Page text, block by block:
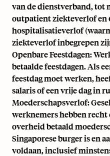
van de dienstverband, tot
outpatient ziekteverlof en
hospitalisatieverlof
ziekteverlof inbegrepen
Openbare Feestdagen:
betaalde feestdagen. Als
feestdag moet werken,
salaris of een vrije dag in
Moederschapsverlof:
werknemers hebben recht
overheid betaald
Singaporese burger is en
voldaan, inclusief